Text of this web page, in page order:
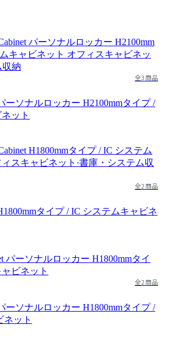
全3商品
ーソナルロッカー H2100mmタイプ /
ット
全2商品
タイプ / IC システムキャビネ
全2商品
ーソナルロッカー H1800mmタイプ /
ネット